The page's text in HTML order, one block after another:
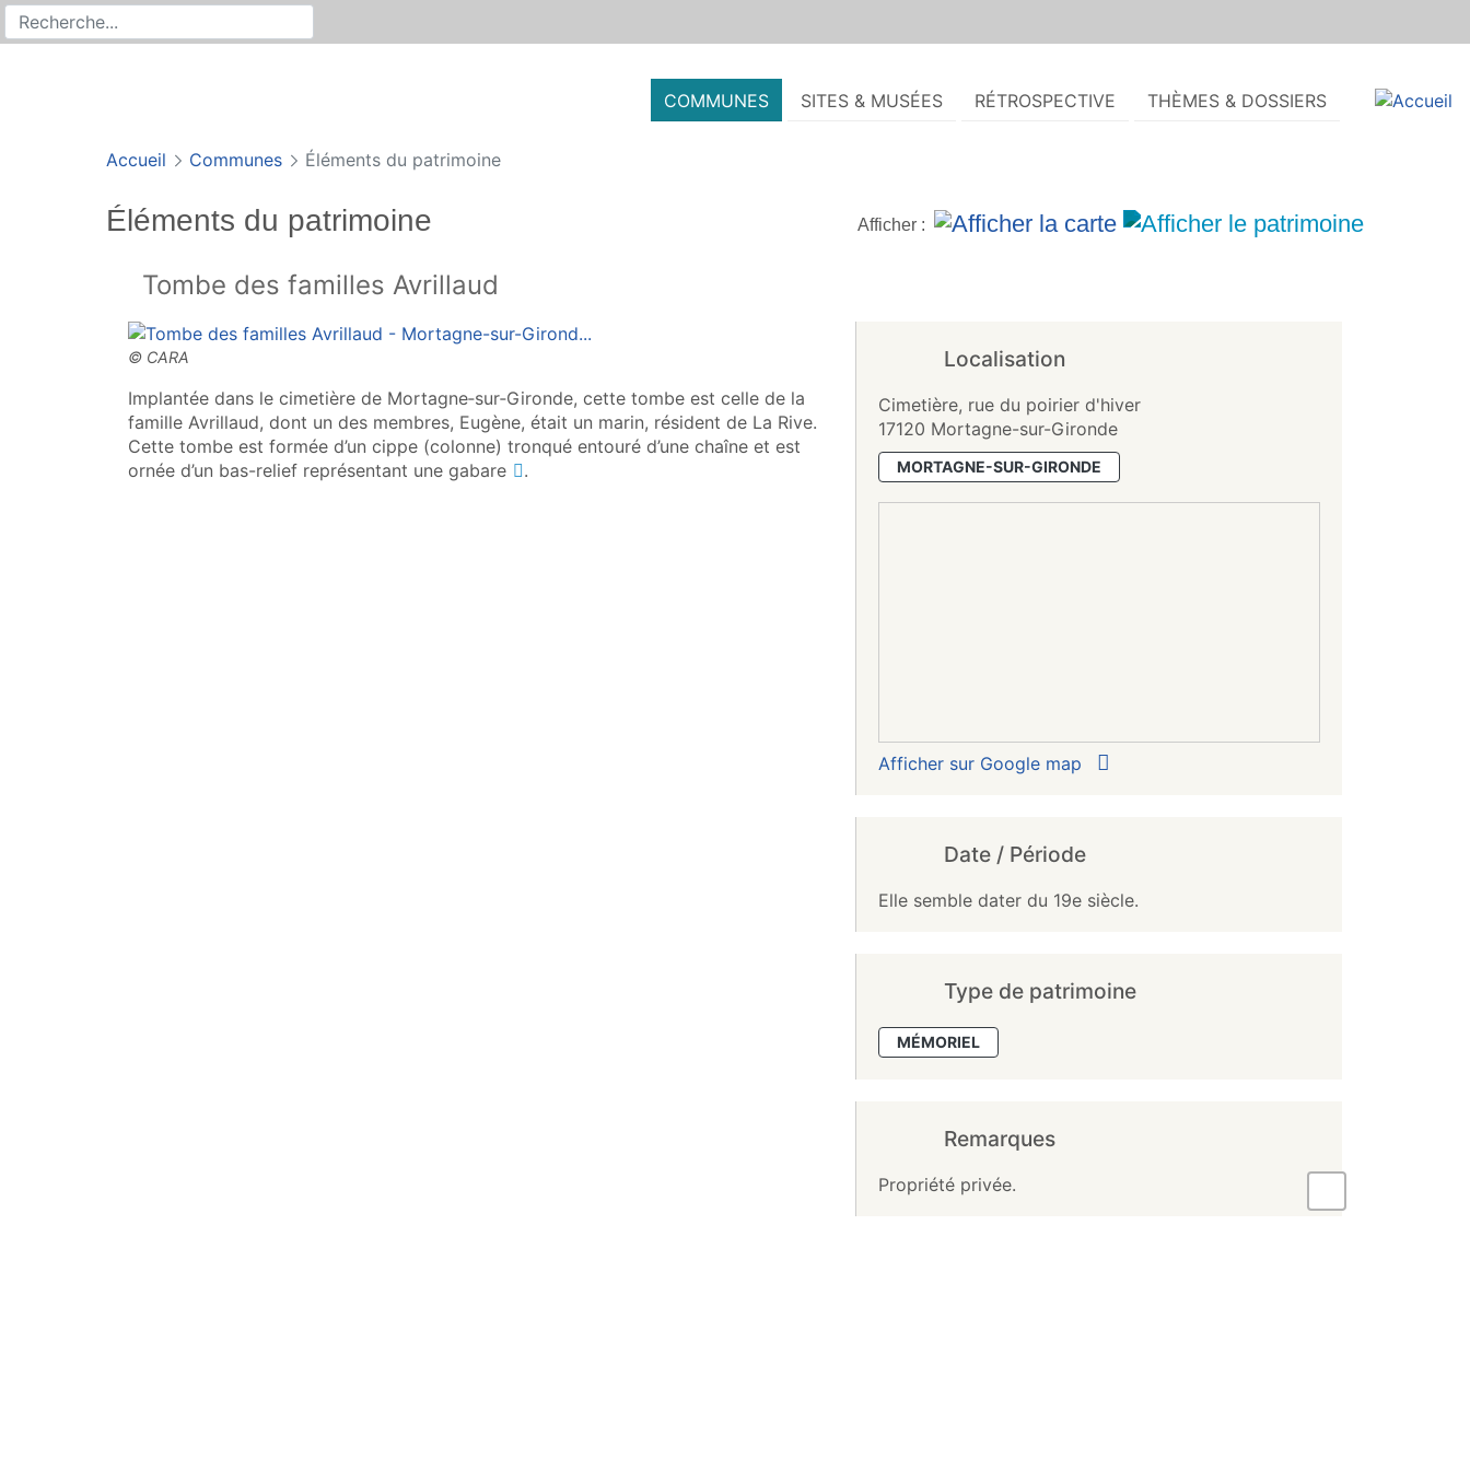
Recherche sur le site
Rechercher
COMMUNES SITES & MUSÉES RÉTROSPECTIVE THÈMES & DOSSIERS
Accueil Communes Éléments du patrimoine
Afficher :
Éléments du patrimoine
Tombe des familles Avrillaud
Implantée dans le cimetière de Mortagne‑sur‑Gironde, cette tombe est celle de la
famille Avrillaud, dont un des membres, Eugène, était un marin, résident de La Rive.
Cette tombe est formée d’un cippe (colonne) tronqué entouré d’une chaîne et est
ornée d’un bas-relief représentant une gabare .
Localisation
Cimetière, rue du poirier d'hiver
17120 Mortagne-sur-Gironde
MORTAGNE-SUR-GIRONDE
Afficher sur Google map
Date / Période
Elle semble dater du 19e siècle.
Type de patrimoine
MÉMORIEL
Remarques
Propriété privée.